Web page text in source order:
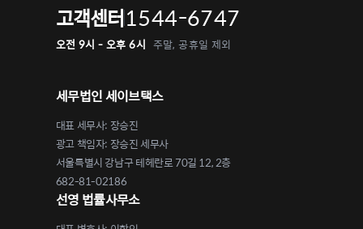
고객센터1544-6747
오전 9시 - 오후 6시 주말, 공휴일 제외
세무법인 세이브택스
대표 세무사: 장승진
광고 책임자: 장승진 세무사
서울특별시 강남구 테헤란로 70길 12, 2층
682-81-02186
선영 법률사무소